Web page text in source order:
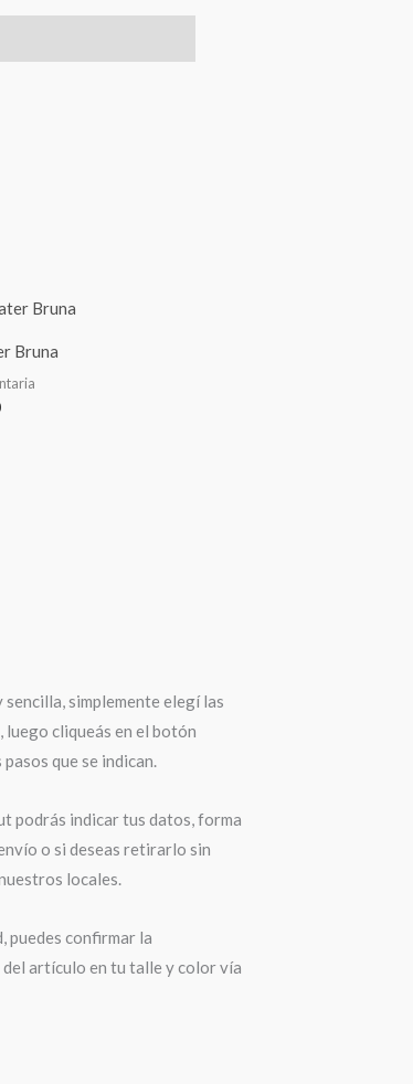
Bruna
sencilla, simplemente elegí las
cliqueás en el botón
pasos que se indican.
podrás indicar tus datos, forma
o si deseas retirarlo sin
locales.
puedes confirmar la
artículo en tu talle y color vía